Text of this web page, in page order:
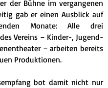
der Bühne im vergangenen
gab er einen Ausblick auf
Monate: Alle drei
Vereins – Kinder-, Jugend-
– arbeiten bereits
Produktionen.
bot damit nicht nur